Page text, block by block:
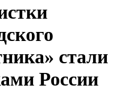
стали
России